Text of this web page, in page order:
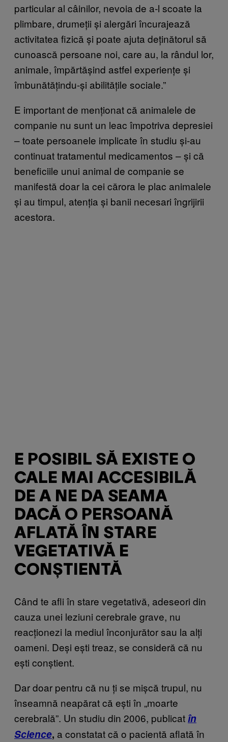
particular al câinilor, nevoia de a-l scoate la
plimbare, drumeții și alergări încurajează
activitatea fizică și poate ajuta deținătorul să
cunoască persoane noi, care au, la rândul lor,
animale, împărtășind astfel experiențe și
îmbunătățindu-și abilitățile sociale.”
E important de menționat că animalele de
companie nu sunt un leac împotriva depresiei
– toate persoanele implicate în studiu și-au
continuat tratamentul medicamentos – și că
beneficiile unui animal de companie se
manifestă doar la cei cărora le plac animalele
și au timpul, atenția și banii necesari îngrijirii
acestora.
E POSIBIL SĂ EXISTE O
CALE MAI ACCESIBILĂ
DE A NE DA SEAMA
DACĂ O PERSOANĂ
AFLATĂ ÎN STARE
VEGETATIVĂ E
CONȘTIENTĂ
Când te afli în stare vegetativă, adeseori din
cauza unei leziuni cerebrale grave, nu
reacționezi la mediul înconjurător sau la alți
oameni. Deși ești treaz, se consideră că nu
ești conștient.
Dar doar pentru că nu ți se mișcă trupul, nu
înseamnă neapărat că ești în „moarte
cerebrală”. Un studiu din 2006, publicatîn
Science, a constatat că o pacientă aflată în